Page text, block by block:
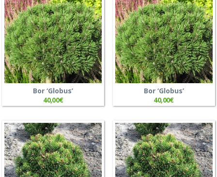
Bor ‘Globus’
40,00€
Bor ‘Globus’
40,00€